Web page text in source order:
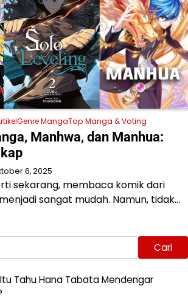
Genre MangaTop Manga & Voting
Manhwa, dan Manhua:
6, 2025
sekarang, membaca komik dari
sangat mudah. Namun, tidak…
Cari
Tahu Hana Tabata Mendengar